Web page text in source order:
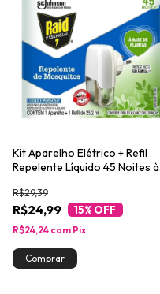
Kit Aparelho Elétrico + Refil
Repelente Líquido 45 Noites à
25,2ml
R$24,99
R$29,39
15% OFF
R$24,24 com Pix